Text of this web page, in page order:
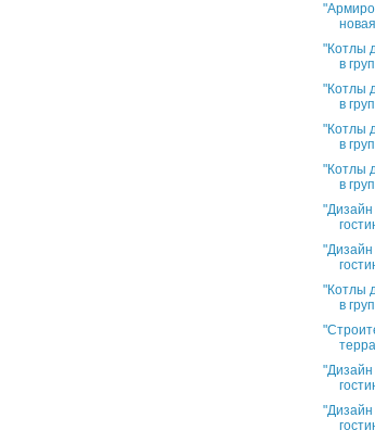
"Котлы
в
"Котлы
в
"Котлы
в
"Котлы
в
"Котлы
в